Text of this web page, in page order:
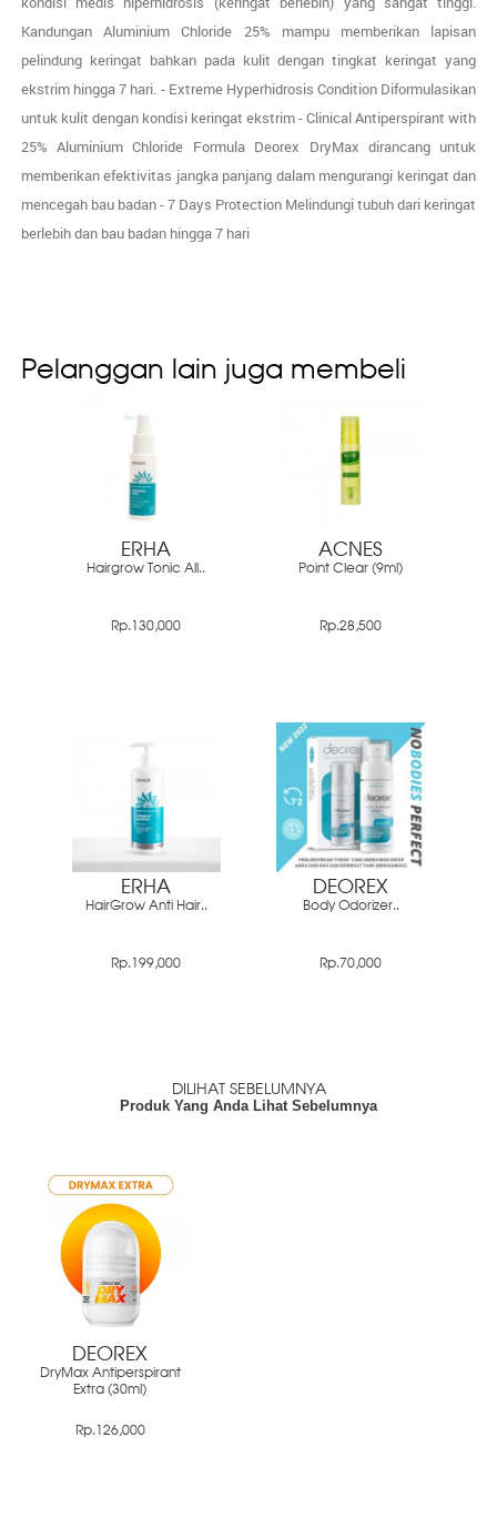
Kandungan Aluminium Chloride 25% mampu memberikan lapisan
pelindung keringat bahkan pada kulit dengan tingkat keringat yang
ekstrim hingga 7 hari. - Extreme Hyperhidrosis Condition Diformulasikan
untuk kulit dengan kondisi keringat ekstrim - Clinical Antiperspirant with
25% Aluminium Chloride Formula Deorex DryMax dirancang untuk
memberikan efektivitas jangka panjang dalam mengurangi keringat dan
mencegah bau badan - 7 Days Protection Melindungi tubuh dari keringat
berlebih dan bau badan hingga 7 hari
Pelanggan lain juga membeli
ERHA
Hairgrow Tonic All..
Rp.130,000
ACNES
Point Clear (9ml)
Rp.28,500
ERHA
HairGrow Anti Hair..
Rp.199,000
DEOREX
Body Odorizer..
Rp.70,000
DILIHAT SEBELUMNYA
Produk Yang Anda Lihat Sebelumnya
DEOREX
DryMax Antiperspirant
Extra (30ml)
Rp.126,000